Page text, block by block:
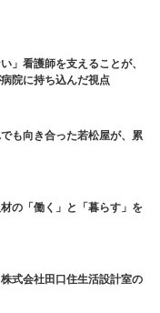
」看護師を支えることが、
院に持ち込んだ視点
も向き合った若松屋が、累
の「働く」と「暮らす」を
式会社田口住生活設計室の